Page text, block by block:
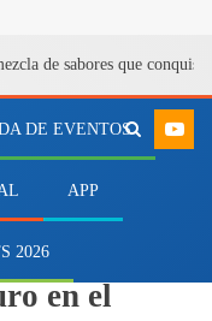
de sabores que
DE EVENTOS
APP
2026
sobre la
en el